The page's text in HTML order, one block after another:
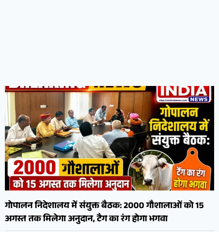
गोपालन निदेशालय में संयुक्त बैठक: 2000 गौशालाओं को 15
अगस्त तक मिलेगा अनुदान, टैग का रंग होगा भगवा